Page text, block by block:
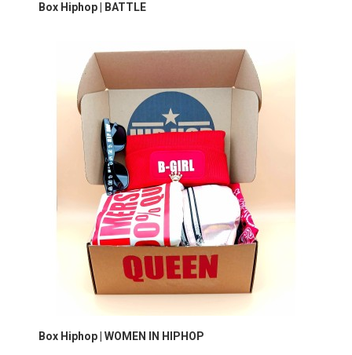
Box Hiphop | BATTLE
Box Hiphop | WOMEN IN HIPHOP